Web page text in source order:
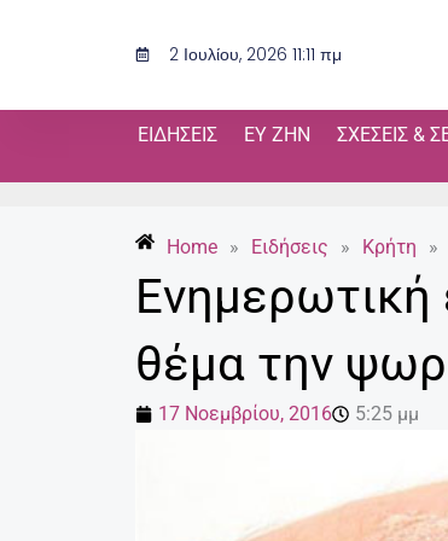
2 Ιουλίου, 2026 11:11 πμ
ΕΙΔΉΣΕΙΣ ΕΥ ΖΗΝ ΣΧΈΣΕΙΣ &
Home » Ειδήσεις » Κρήτη »
θέμα την
17 Νοεμβρίου, 2016 5:25 μμ